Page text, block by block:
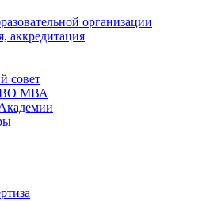
организации
аккредитация
совет
ВО МВА